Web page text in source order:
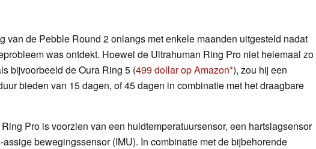
van de Pebble Round 2 onlangs met enkele maanden uitgesteld nadat
was ontdekt. Hoewel de Ultrahuman Ring Pro niet helemaal zo
bijvoorbeeld de Oura Ring 5 (499 dollar op Amazon ), zou hij een
bieden van 15 dagen, of 45 dagen in combinatie met het draagbare
Pro is voorzien van een huidtemperatuursensor, een hartslagsensor
assige bewegingssensor (IMU). In combinatie met de bijbehorende